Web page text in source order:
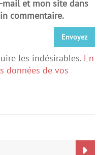
et mon site dans
commentaire.
les indésirables. En
données de vos